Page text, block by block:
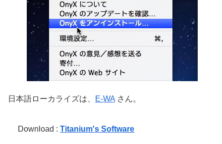
日本語ローカライズは、 E-WA さん。
Download : Titanium's Software